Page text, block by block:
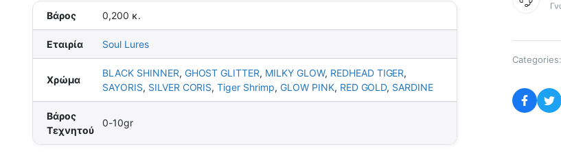
Βάρος 0,200 κ.
Εταιρία Soul Lures
Χρώμα
BLACK SHINNER, GHOST GLITTER, MILKY GLOW, REDHEAD TIGER,
SAYORIS, SILVER CORIS,Tiger Shrimp, GLOW PINK, RED GOLD, SARDINE
Βάρος
Τεχνητού
0-10gr
Categories: